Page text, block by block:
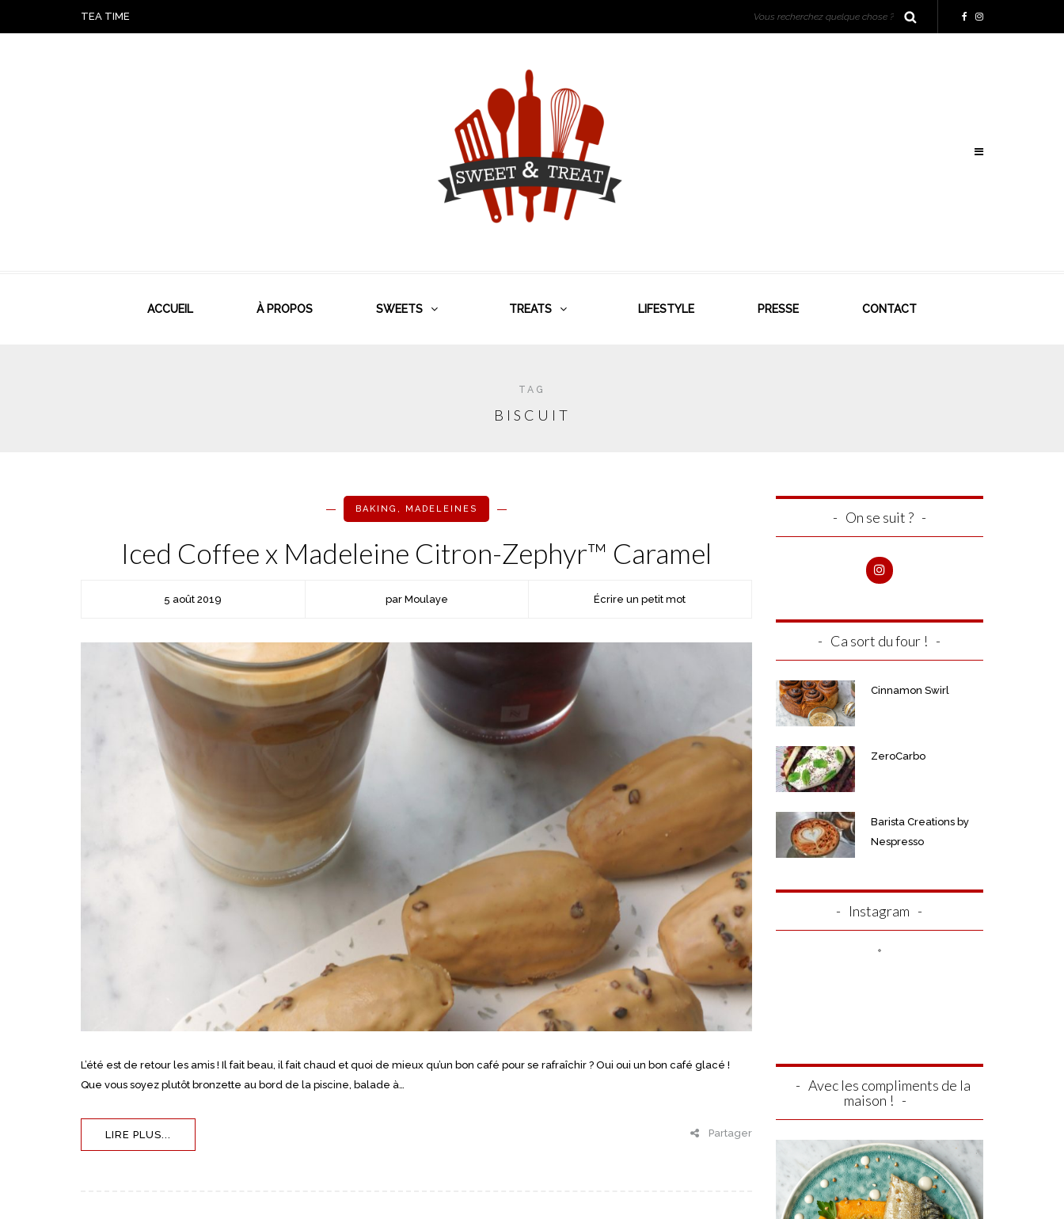
TEA TIME
ACCUEIL À PROPOS SWEETS TREATS LIFESTYLE PRESSE CONTACT
TAG
BISCUIT
BAKING , MADELEINES
Iced Coffee x Madeleine Citron-Zephyr™ Caramel
5 août 2019 par Moulaye Écrire un petit mot
L’été est de retour les amis ! Il fait beau, il fait chaud et quoi de mieux qu’un bon café pour se rafraîchir ? Oui oui un bon café glacé !
Que vous soyez plutôt bronzette au bord de la piscine, balade à…
LIRE PLUS... Partager
On se suit ?
Ca sort du four !
Cinnamon Swirl
ZeroCarbo
Barista Creations by
Nespresso
Instagram
Avec les compliments de la
maison !